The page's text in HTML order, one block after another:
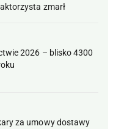
zmarł
2026 – blisko 4300
za umowy dostawy